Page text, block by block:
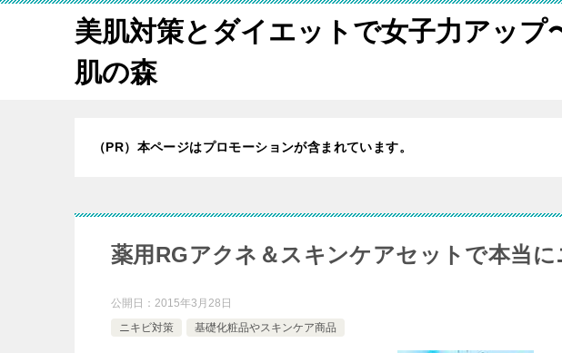
美肌対策とダイエットで女子力アップ
肌の森
（PR）本ページはプロモーションが含まれています。
薬用RGアクネ＆スキンケアセットで本当に
公開日： 2015年3月28日
ニキビ対策
基礎化粧品やスキンケア商品